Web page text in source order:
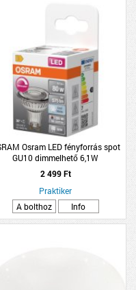
Osram LED fényforrás spot
GU10 dimmelhető 6,1W
2 499 Ft
Praktiker
A bolthoz
Info